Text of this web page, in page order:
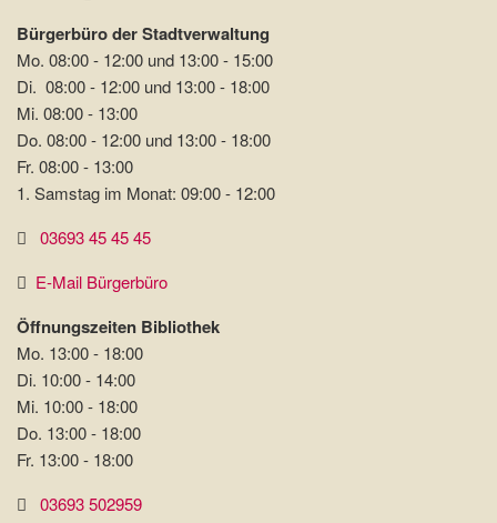
Bürgerbüro der Stadtverwaltung
Mo. 08:00 - 12:00 und 13:00 - 15:00
Di. 08:00 - 12:00 und 13:00 - 18:00
Mi. 08:00 - 13:00
Do. 08:00 - 12:00 und 13:00 - 18:00
Fr. 08:00 - 13:00
1. Samstag im Monat: 09:00 - 12:00
03693 45 45 45
E-Mail Bürgerbüro
Öffnungszeiten Bibliothek
Mo. 13:00 - 18:00
Di. 10:00 - 14:00
Mi. 10:00 - 18:00
Do. 13:00 - 18:00
Fr. 13:00 - 18:00
03693 502959